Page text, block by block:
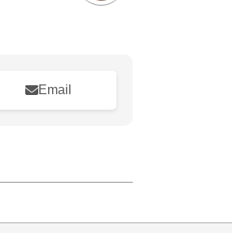
Email